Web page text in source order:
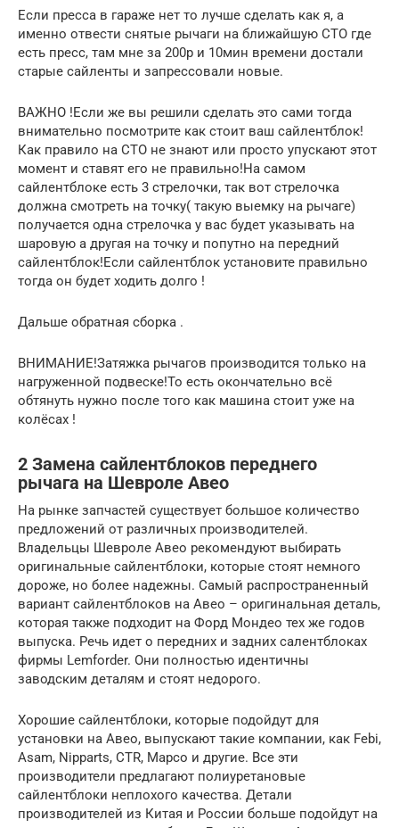
Если пресса в гараже нет то лучше сделать как я, а
именно отвести снятые рычаги на ближайшую СТО где
есть пресс, там мне за 200р и 10мин времени достали
старые сайленты и запрессовали новые.
ВАЖНО !Если же вы решили сделать это сами тогда
внимательно посмотрите как стоит ваш сайлентблок!
Как правило на СТО не знают или просто упускают этот
момент и ставят его не правильно!На самом
сайлентблоке есть 3 стрелочки, так вот стрелочка
должна смотреть на точку( такую выемку на рычаге)
получается одна стрелочка у вас будет указывать на
шаровую а другая на точку и попутно на передний
сайлентблок!Если сайлентблок установите правильно
тогда он будет ходить долго !
Дальше обратная сборка .
ВНИМАНИЕ!Затяжка рычагов производится только на
нагруженной подвеске!То есть окончательно всё
обтянуть нужно после того как машина стоит уже на
колёсах !
2 Замена сайлентблоков переднего
рычага на Шевроле Авео
На рынке запчастей существует большое количество
предложений от различных производителей.
Владельцы Шевроле Авео рекомендуют выбирать
оригинальные сайлентблоки, которые стоят немного
дороже, но более надежны. Самый распространенный
вариант сайлентблоков на Авео – оригинальная деталь,
которая также подходит на Форд Мондео тех же годов
выпуска. Речь идет о передних и задних салентблоках
фирмы Lemforder. Они полностью идентичны
заводским деталям и стоят недорого.
Хорошие сайлентблоки, которые подойдут для
установки на Авео, выпускают такие компании, как Febi,
Asam, Nipparts, CTR, Mapco и другие. Все эти
производители предлагают полиуретановые
сайлентблоки неплохого качества. Детали
производителей из Китая и России больше подойдут на